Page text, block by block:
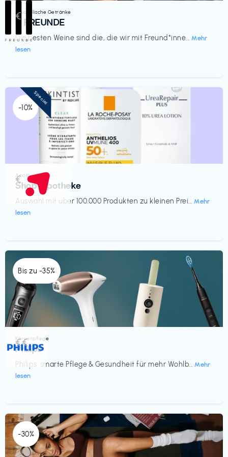
Alkoholische Getränke
III FREUNDE
Die besten Weine sind die, die wir mit Freund*inne... Mehr
lesen
€‎
-10%
Apotheke
Shop Apotheke
Auswahl mit über 100.000 Produkten zu kleinen Prei... Mehr
lesen
€‎
Special
Bis zu -35%
Körperpflege
Philips
Philips: smarte Pflege & Gesundheit für mehr Wohlb... Mehr
lesen
€€‎
-30%